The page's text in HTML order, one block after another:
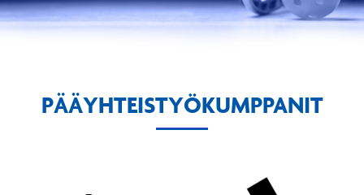
PÄÄYHTEISTYÖKUMPPANIT